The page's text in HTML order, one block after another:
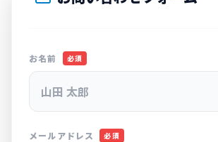
お名前 必須
メールアドレス 必須